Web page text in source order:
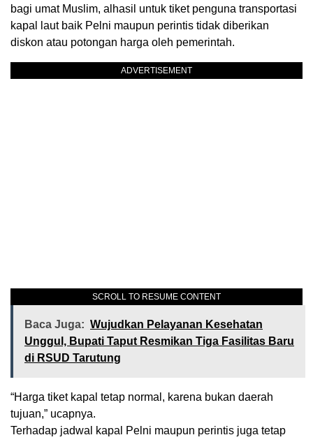
bagi umat Muslim, alhasil untuk tiket penguna transportasi
kapal laut baik Pelni maupun perintis tidak diberikan
diskon atau potongan harga oleh pemerintah.
ADVERTISEMENT
SCROLL TO RESUME CONTENT
Baca Juga: Wujudkan Pelayanan Kesehatan
Unggul, Bupati Taput Resmikan Tiga Fasilitas Baru
di RSUD Tarutung
“Harga tiket kapal tetap normal, karena bukan daerah
tujuan,” ucapnya.
Terhadap jadwal kapal Pelni maupun perintis juga tetap